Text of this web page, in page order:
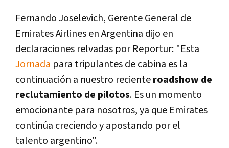
Fernando Joselevich, Gerente General de
Emirates Airlines en Argentina dijo en
declaraciones relvadas por Reportur: "Esta
Jornada para tripulantes de cabina es la
continuación a nuestro recienteroadshow de
reclutamiento de pilotos. Es un momento
emocionante para nosotros, ya que Emirates
continúa creciendo y apostando por el
talento argentino".